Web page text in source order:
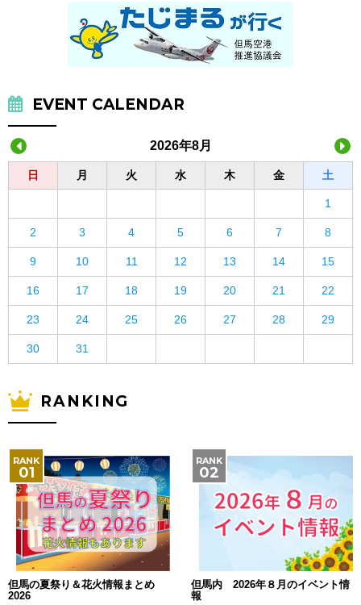
EVENT CALENDAR
2026年8月
日 月 火 水 木 金 土
1
2 3 4 5 6 7 8
9 10 11 12 13 14 15
16 17 18 19 20 21 22
23 24 25 26 27 28 29
30 31
RANKING
但馬の夏祭り＆花火情報まとめ
2026
但馬内 2026年８月のイベント情
報